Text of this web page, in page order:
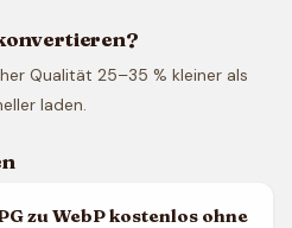
Qualität 25–35 % kleiner als
laden.
zu WebP kostenlos ohne